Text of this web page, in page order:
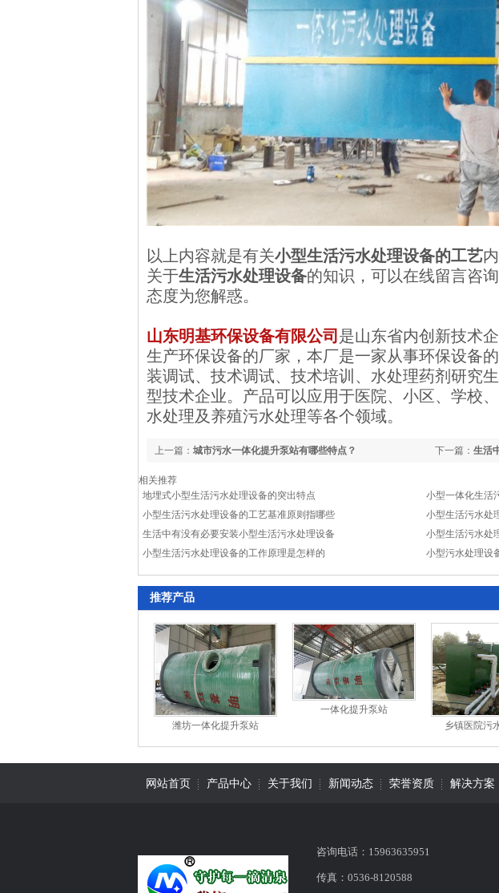
以上内容就是有关小型生活污水处理设备的工艺
关于生活污水处理设备的知识，可以在线留言咨
态度为您解惑。
山东明基环保设备有限公司 是山东省内创新技术
生产环保设备的厂家，本厂是一家从事环保设备
装调试、技术调试、技术培训、水处理药剂研究
型技术企业。产品可以应用于医院、小区、学校
水处理及养殖污水处理等各个领域。
下一篇： 生活
上一篇： 城市污水一体化提升泵站有哪些特点？
相关推荐
地埋式小型生活污水处理设备的突出特点
小型一体化生活
小型生活污水处理设备的工艺基准原则指哪些
小型生活污水处
生活中有没有必要安装小型生活污水处理设备
小型生活污水处
小型生活污水处理设备的工作原理是怎样的
小型污水处理设
推荐产品
潍坊一体化提升泵站
一体化提升泵站
乡镇医院污
网站首页 产品中心 关于我们 新闻动态 荣誉资质 解决方案
咨询电话：15963635951
传真：0536-8120588